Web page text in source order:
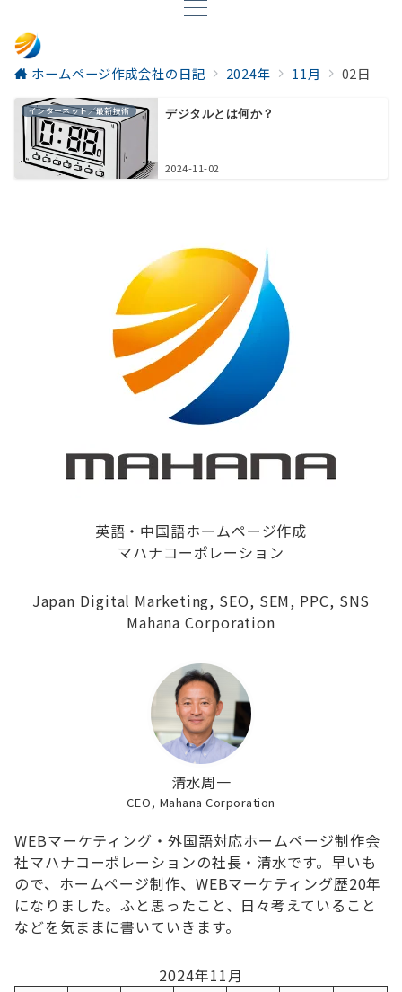
ホームページ作成会社の日記 2024年 11月 02日
インターネット／最新技術 デジタルとは何か？
2024-11-02
英語・中国語ホームページ作成
マハナコーポレーション
Japan Digital Marketing, SEO, SEM, PPC, SNS
Mahana Corporation
清水周一
CEO, Mahana Corporation
WEBマーケティング・外国語対応ホームページ制作会
社マハナコーポレーションの社長・清水です。早いも
ので、ホームページ制作、WEBマーケティング歴20年
になりました。ふと思ったこと、日々考えていること
などを気ままに書いていきます。
2024年11月